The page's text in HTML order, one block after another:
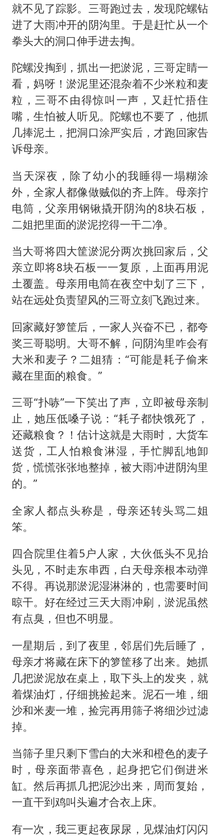
就不见了踪影。三哥跑过去，发现陀螺钻
进了大雨冲开的阴沟里。于是赶忙从一个
拳头大的洞口伸手进去掏。
陀螺没掏到，抓出一把淤泥，三哥定睛一
看，妈呀！淤泥里还混杂着不少米粒和麦
粒，三哥不由得惊叫一声，又赶忙捂住
嘴，生怕被人听见。陀螺也不要了，他抓
几捧泥土，把洞口涂严实后，才跑回家告
诉母亲。
当天深夜，除了幼小的我睡得一塌糊涂
外，全家人都像做贼似的齐上阵。母亲拧
电筒，父亲用钢锹撬开阴沟的8块石板，
二姐把里面的淤泥挖得一干二净。
当大哥将四大筐淤泥分两次挑回家后，父
亲立即将8块石板一一复原，上面再用泥
土覆盖。母亲用电筒在夜空中划了三下，
站在远处负责望风的三哥立刻飞跑过来。
回家藏好箩筐后，一家人兴奋不已，都夸
奖三哥聪明。大哥不解，问阴沟里咋会有
大米和麦子？二姐猜：“可能是耗子偷来
藏在里面的粮食。”
三哥“扑哧”一下笑出了声，立即被母亲制
止，她压低嗓子说：“耗子都快饿死了，
还藏粮食？！估计这就是大雨时，大货车
送货，工人怕粮食淋湿，手忙脚乱地卸
货，慌慌张张地整掉，被大雨冲进阴沟里
的。”
全家人都点头称是，母亲还转头骂二姐
笨。
四合院里住着5户人家，大伙低头不见抬
头见，不时走东串西，白天母亲根本动弹
不得。再说那淤泥湿淋淋的，也需要时间
晾干。好在经过三天大雨冲刷，淤泥虽然
有点臭，但也不明显。
一星期后，到了夜里，邻居们先后睡了，
母亲才将藏在床下的箩筐移了出来。她抓
几把淤泥放在桌上，取下头上的发夹，就
着煤油灯，仔细挑捡起来。泥石一堆，细
沙和米麦一堆，捡完再用筛子将细沙过滤
掉。
当筛子里只剩下雪白的大米和橙色的麦子
时，母亲面带喜色，起身把它们倒进米
缸。然后再抓几把泥沙出来，周而复始，
一直干到鸡叫头遍才合衣上床。
有一次，我三更起夜尿尿，见煤油灯闪闪